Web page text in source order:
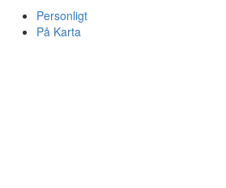
Personligt
På Karta